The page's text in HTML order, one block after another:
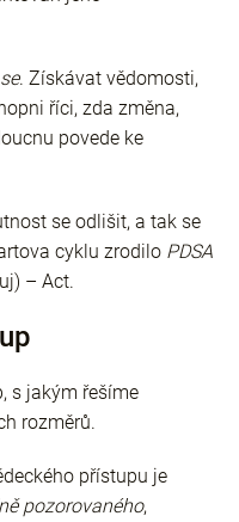
. Získávat vědomosti,
říci, zda změna,
povede ke
se odlišit, a tak se
cyklu zrodilo PDSA
– Act.
s jakým řešíme
rozměrů.
přístupu je
pozorovaného,